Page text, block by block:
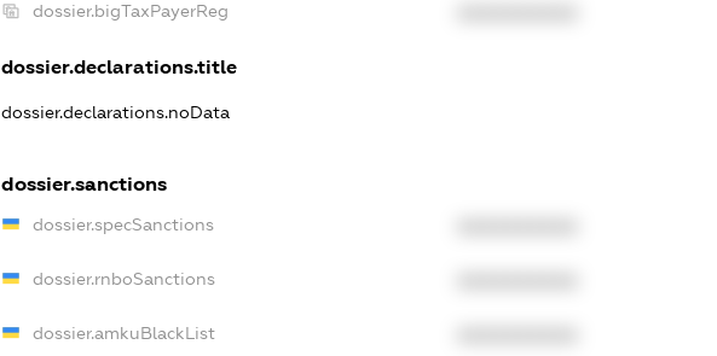
dossier.bigTaxPayerReg
dossier.declarations.title
dossier.declarations.noData
dossier.sanctions
dossier.specSanctions
dossier.rnboSanctions
dossier.amkuBlackList